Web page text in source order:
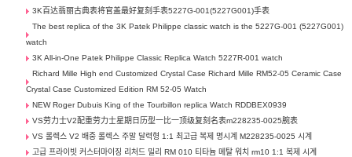
3K百达翡丽古典表将官盖最好复刻手表5227G-001(5227G001)手表
The best replica of the 3K Patek Philippe classic watch is the 5227G-001 (5227G001)
watch
3K All-in-One Patek Philippe Classic Replica Watch 5227R-001 watch
Richard Mille High end Customized Crystal Case Richard Mille RM52-05 Ceramic Case
Crystal Case Customized Edition RM 52-05 Watch
NEW Roger Dubuis King of the Tourbillon replica Watch RDDBEX0939
VS劳力士V2配重劳力士星期日历型一比一顶级复刻名表m228235-0025腕表
VS 롤렉스 V2 배중 롤렉스 주말 달력형 1:1 최고급 복제 명시계 M228235-0025 시계
고급 프라이빗 커스터마이징 리처드 밀리 RM 010 티타늄 메탈 워치 rm10 1:1 복제 시계